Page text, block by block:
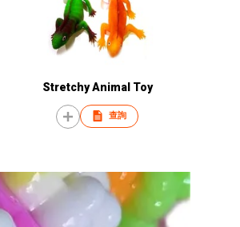
Stretchy Animal Toy
查詢